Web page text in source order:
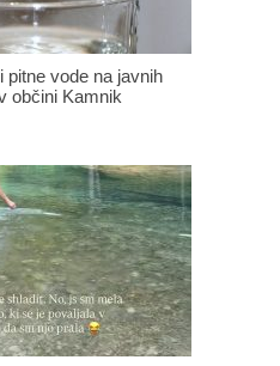
pitne vode na javnih
občini Kamnik